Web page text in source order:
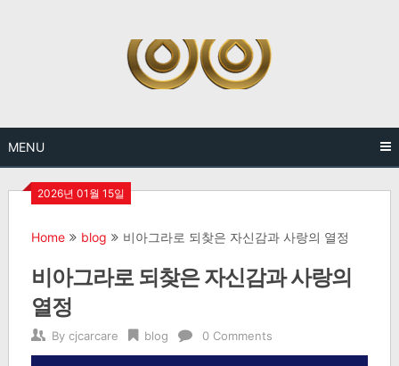
MENU
2026년 01월 15일
Home blog 비아그라로 되찾은 자신감과 사랑의 열정
비아그라로 되찾은 자신감과 사랑의
열정
By cjcarcare blog 0 Comments